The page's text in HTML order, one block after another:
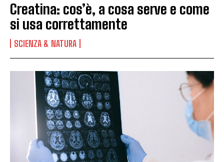
Creatina: cos’è, a cosa serve e come
si usa correttamente
SCIENZA & NATURA